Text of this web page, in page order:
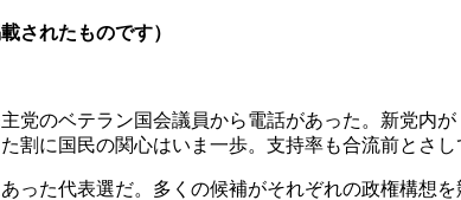
されたものです）
党のベテラン国会議員から電話があった。新党内
に国民の関心はいま一歩。支持率も合流前とさし
った代表選だ。多くの候補がそれぞれの政権構想